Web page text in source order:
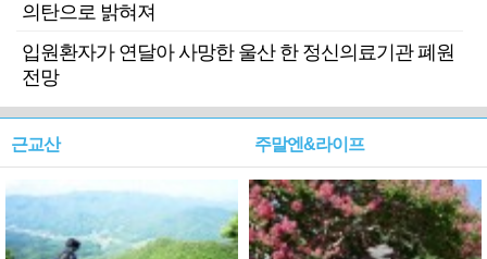
의탄으로 밝혀져
입원환자가 연달아 사망한 울산 한 정신의료기관 폐원
전망
근교산 주말엔&라이프